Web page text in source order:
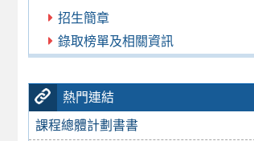
招生簡章
錄取榜單及相關資訊
熱門連結
課程總體計劃書書